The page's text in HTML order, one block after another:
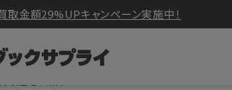
取金額29%UPキャンペーン実施中！